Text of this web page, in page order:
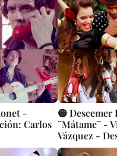
-
Carlos
🟡
¨Mátame¨ -
Vázquez -